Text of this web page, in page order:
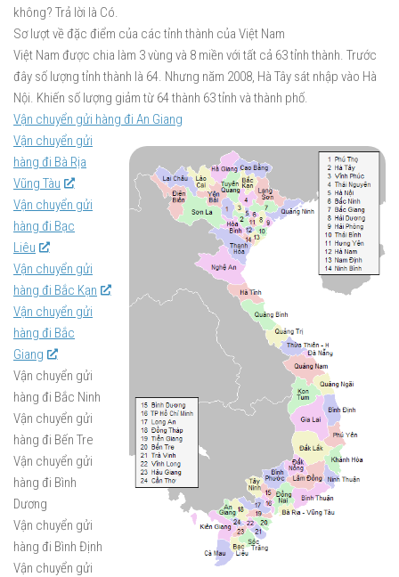
không? Trả lời là Có.
Sơ lượt về đặc điểm của các tỉnh thành của Việt Nam
Việt Nam được chia làm 3 vùng và 8 miền với tất cả 63 tỉnh thành. Trước
đây số lượng tỉnh thành là 64. Nhưng năm 2008, Hà Tây sát nhập vào Hà
Nội. Khiến số lượng giảm từ 64 thành 63 tỉnh và thành phố.
Vận chuyển gửi hàng đi An Giang
Vận chuyển gửi
hàng đi Bà Rịa
Vũng Tàu
Vận chuyển gửi
hàng đi Bạc
Liêu
Vận chuyển gửi
hàng đi Bắc Kạn
Vận chuyển gửi
hàng đi Bắc
Giang
Vận chuyển gửi
hàng đi Bắc Ninh
Vận chuyển gửi
hàng đi Bến Tre
Vận chuyển gửi
hàng đi Bình
Dương
Vận chuyển gửi
hàng đi Bình Định
Vận chuyển gửi